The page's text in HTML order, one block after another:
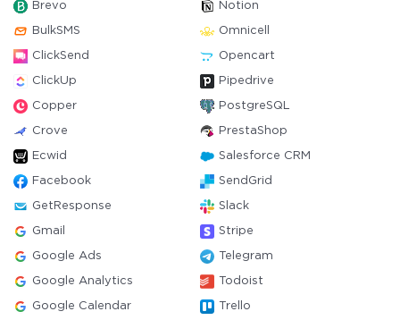
Brevo Notion
BulkSMS Omnicell
ClickSend Opencart
ClickUp Pipedrive
Copper PostgreSQL
Crove PrestaShop
Ecwid Salesforce CRM
Facebook SendGrid
GetResponse Slack
Gmail Stripe
Google Ads Telegram
Google Analytics Todoist
Google Calendar Trello